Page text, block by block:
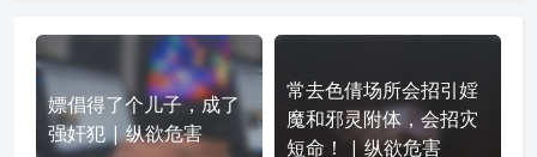
嫖倡得了个儿子，成了
强奸犯 | 纵欲危害
常去色倩场所会招引婬
魔和邪灵附体，会招灾
短命！ | 纵欲危害